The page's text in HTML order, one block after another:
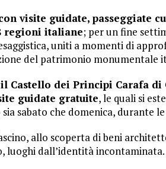
visite guidate, passeggiate
regioni italiane; per un fine
uniti a momenti di
del patrimonio monumentale
Castello dei Principi Carafa di
guidate gratuite, le quali si
sabato che domenica, durante
allo scoperta di beni
luoghi dall’identità incontaminata.